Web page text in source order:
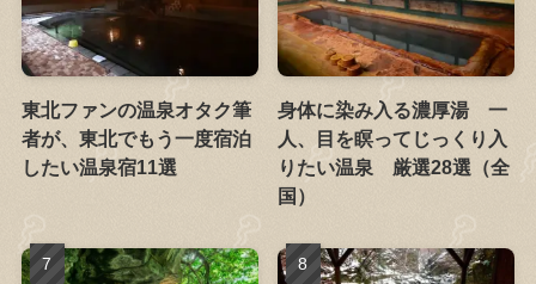
東北ファンの温泉オタク筆
者が、東北でもう一度宿泊
したい温泉宿11選
身体に染み入る濃厚湯 一
人、目を瞑ってじっくり入
りたい温泉 厳選28選（全
国）